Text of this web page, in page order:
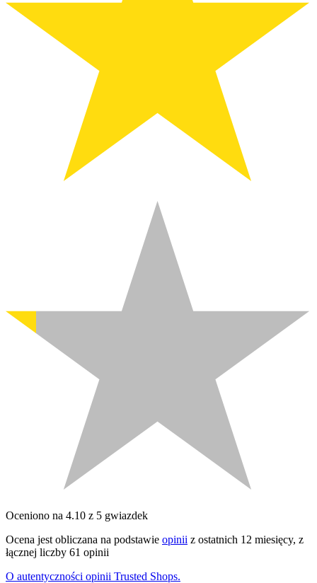
Oceniono na 4.10 z 5 gwiazdek
Ocena jest obliczana na podstawie opinii z ostatnich 12 miesięcy, z
łącznej liczby 61 opinii
O autentyczności opinii Trusted Shops.